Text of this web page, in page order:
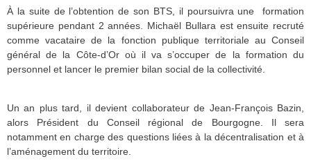
À la suite de l’obtention de son BTS, il poursuivra une formation
supérieure pendant 2 années. Michaël Bullara est ensuite recruté
comme vacataire de la fonction publique territoriale au Conseil
général de la Côte-d’Or où il va s’occuper de la formation du
personnel et lancer le premier bilan social de la collectivité.
Un an plus tard, il devient collaborateur de Jean-François Bazin
alors Président du Conseil régional de Bourgogne. Il sera
notamment en charge des questions liées à la décentralisation et à
l’aménagement du territoire.